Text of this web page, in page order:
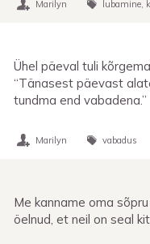
Marilyn lubamine
Ühel päeval tuli
“Tänasest päevast
tundma end vabadena.”
Marilyn vabadus
Me kanname oma
öelnud, et neil on seal